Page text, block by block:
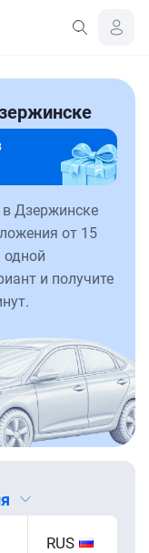
Дзержинске
от 15
одной
и получите
RUS